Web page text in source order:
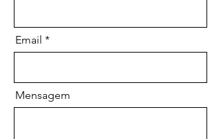
Email
Mensagem